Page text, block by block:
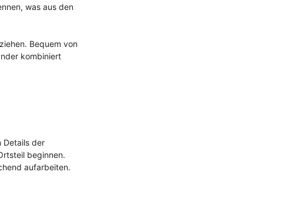
was aus den
Bequem von
kombiniert
Details der
beginnen.
aufarbeiten.